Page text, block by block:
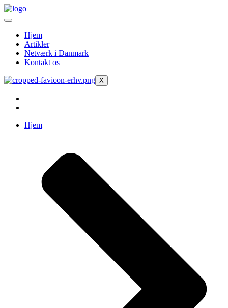
Videre
til
Hjem
Artikler
Netværk i Danmark
Kontakt os
X
Hjem